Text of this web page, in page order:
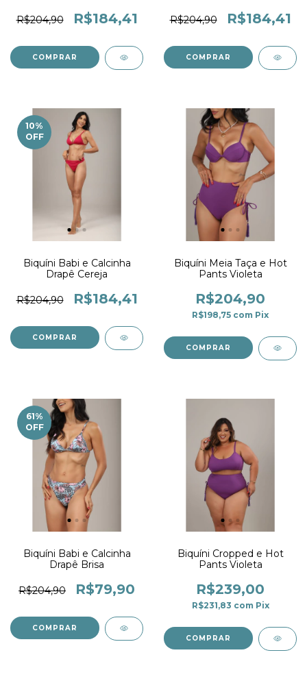
R$204,90 R$184,41
COMPRAR
R$204,90 R$184,41
COMPRAR
10%
OFF
Biquíni Babi e Calcinha
Drapê Cereja
R$204,90 R$184,41
COMPRAR
Biquíni Meia Taça e Hot
Pants Violeta
R$204,90
R$198,75 com Pix
COMPRAR
61%
OFF
Biquíni Babi e Calcinha
Drapê Brisa
R$204,90 R$79,90
COMPRAR
Biquíni Cropped e Hot
Pants Violeta
R$239,00
R$231,83 com Pix
COMPRAR